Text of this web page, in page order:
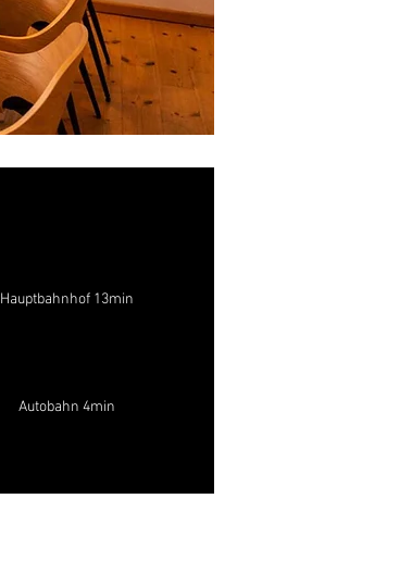
Hauptbahnhof 13min
Autobahn 4min